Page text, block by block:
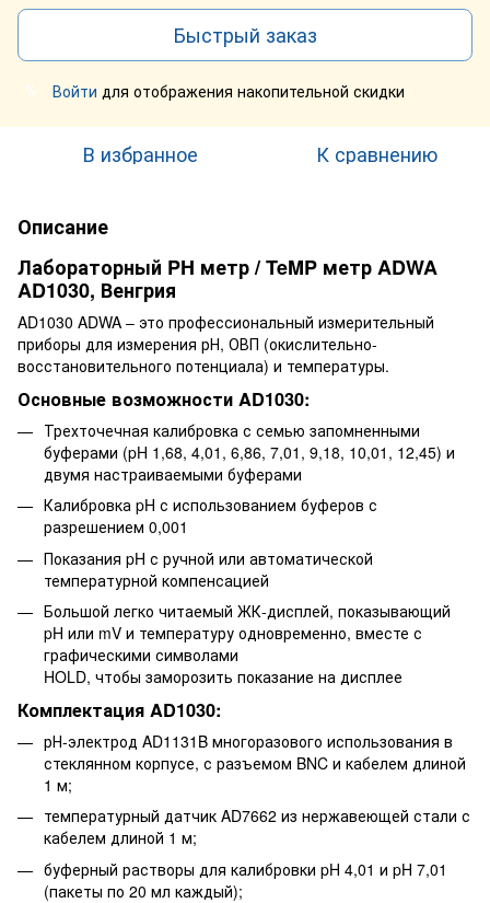
Быстрый заказ
% Войти для отображения накопительной скидки
В избранное К сравнению
Описание
Лабораторный PH метр / TeMP метр ADWA
AD1030, Венгрия
AD1030 ADWA – это профессиональный измерительный
приборы для измерения рН, ОВП (окислительно-
восстановительного потенциала) и температуры.
Основные возможности AD1030:
Трехточечная калибровка с семью запомненными
буферами (pH 1,68, 4,01, 6,86, 7,01, 9,18, 10,01, 12,45) и
двумя настраиваемыми буферами
Калибровка pH с использованием буферов с
разрешением 0,001
Показания pH с ручной или автоматической
температурной компенсацией
Большой легко читаемый ЖК-дисплей, показывающий
pH или mV и температуру одновременно, вместе с
графическими символами
HOLD, чтобы заморозить показание на дисплее
Комплектация AD1030:
рН-электрод AD1131B многоразового использования в
стеклянном корпусе, с разъемом BNC и кабелем длиной
1 м;
температурный датчик AD7662 из нержавеющей стали с
кабелем длиной 1 м;
буферный растворы для калибровки pH 4,01 и pH 7,01
(пакеты по 20 мл каждый);